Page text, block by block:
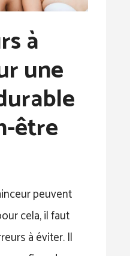
à
une
être
peuvent
cela, il faut
à éviter. Il